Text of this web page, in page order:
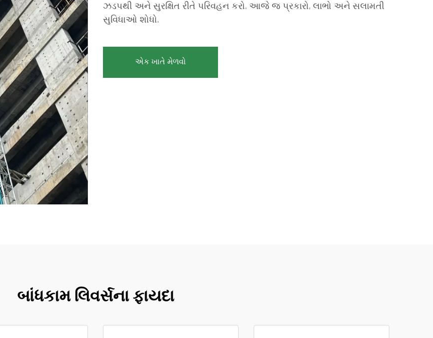
ઝડપથી અને સુરક્ષિત રીતે પરિવહન કરો. આજે જ પ્રકારો, લાભો અને સલામતી
સુવિધાઓ શોધો.
એક ખાતે મેળવો
બાંધકામ લિવર્સના ફાયદા